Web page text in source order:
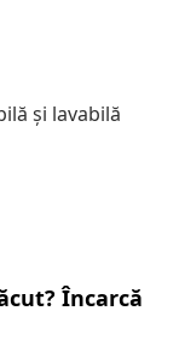
și lavabilă
Încarcă